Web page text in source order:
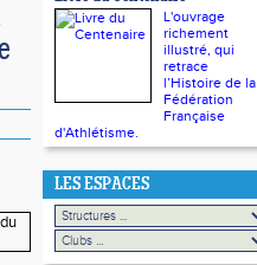
L'ouvrage
richement
illustré, qui
retrace
l’Histoire de la
Fédération
Française
d'Athlétisme.
LES ESPACES